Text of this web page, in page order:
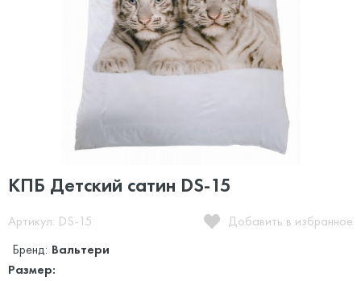
КПБ Детский сатин DS-15
Артикул: DS-15
Добавить в избранное
Бренд: Вальтери
Размер: